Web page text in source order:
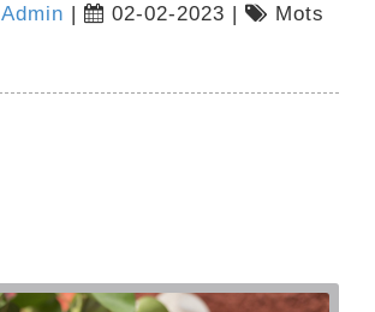
Admin | 02-02-2023 |
Mots